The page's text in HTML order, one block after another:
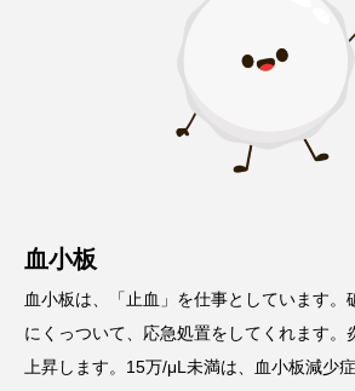
血小板
血小板は、「止血」を仕事としています。
にくっついて、応急処置をしてくれます。
上昇します。15万/μL未満は、血小板減少